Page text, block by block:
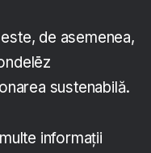
de asemenea,
sustenabilă.
informații